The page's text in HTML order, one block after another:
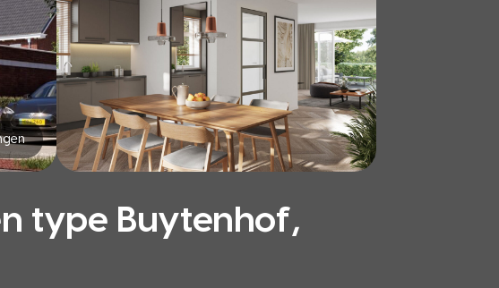
type Buytenhof,